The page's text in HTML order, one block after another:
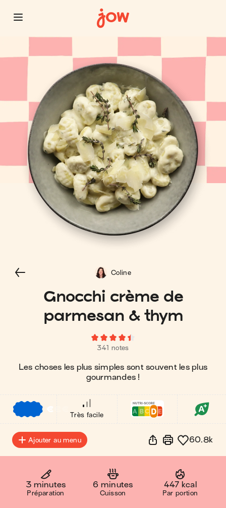
Gnocchi crème de
parmesan & thym
341 notes
Les choses les plus simples sont souvent les plus
gourmandes !
Coline
€
Très facile
Ajouter au menu 60.8k
3 minutes
Préparation
6 minutes
Cuisson
447 kcal
Par portion